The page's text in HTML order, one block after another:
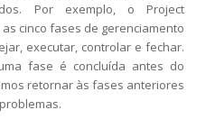
Por exemplo, o Project
cinco fases de gerenciamento
executar, controlar e fechar.
fase é concluída antes do
retornar às fases anteriores